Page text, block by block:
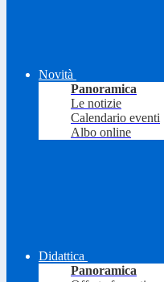
Novità
Panoramica
Le notizie
Calendario eventi
Albo online
Didattica
Panoramica